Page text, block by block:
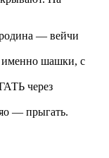
— вейчи
именно шашки, с
через
— прыгать.